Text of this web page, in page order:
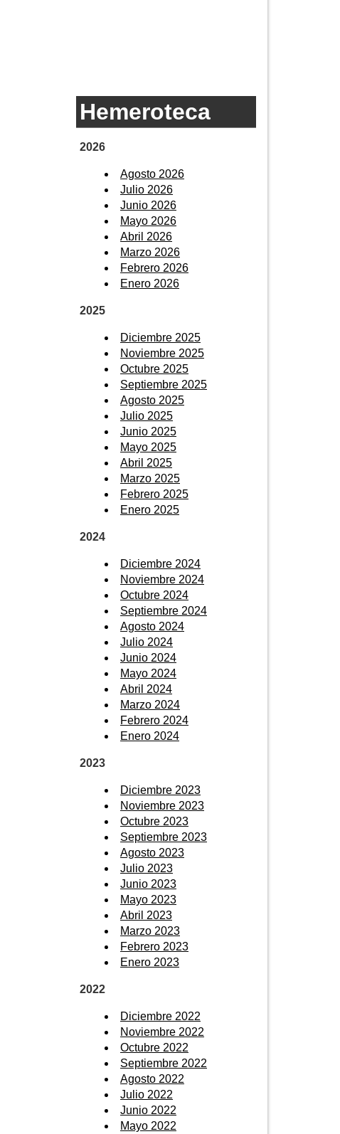
Hemeroteca
2026
Agosto 2026
Julio 2026
Junio 2026
Mayo 2026
Abril 2026
Marzo 2026
Febrero 2026
Enero 2026
2025
Diciembre 2025
Noviembre 2025
Octubre 2025
Septiembre 2025
Agosto 2025
Julio 2025
Junio 2025
Mayo 2025
Abril 2025
Marzo 2025
Febrero 2025
Enero 2025
2024
Diciembre 2024
Noviembre 2024
Octubre 2024
Septiembre 2024
Agosto 2024
Julio 2024
Junio 2024
Mayo 2024
Abril 2024
Marzo 2024
Febrero 2024
Enero 2024
2023
Diciembre 2023
Noviembre 2023
Octubre 2023
Septiembre 2023
Agosto 2023
Julio 2023
Junio 2023
Mayo 2023
Abril 2023
Marzo 2023
Febrero 2023
Enero 2023
2022
Diciembre 2022
Noviembre 2022
Octubre 2022
Septiembre 2022
Agosto 2022
Julio 2022
Junio 2022
Mayo 2022